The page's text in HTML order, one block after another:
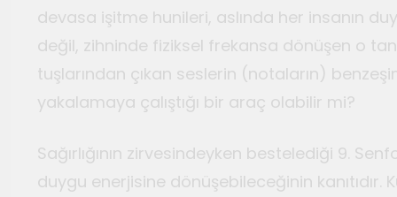
devasa işitme hunileri, aslında her insanın
değil, zihninde fiziksel frekansa dönüşen o
tuşlarından çıkan seslerin (notaların)
yakalamaya çalıştığı bir araç olabilir mi?
Sağırlığının zirvesindeyken bestelediği 9.
duygu enerjisine dönüşebileceğinin kanıtıdır.